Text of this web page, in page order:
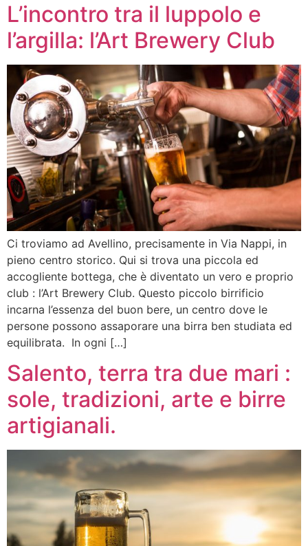
L’incontro tra il luppolo e
l’argilla: l’Art Brewery Club
Ci troviamo ad Avellino, precisamente in Via Nappi, in
pieno centro storico. Qui si trova una piccola ed
accogliente bottega, che è diventato un vero e proprio
club : l’Art Brewery Club. Questo piccolo birrificio
incarna l’essenza del buon bere, un centro dove le
persone possono assaporare una birra ben studiata ed
equilibrata. In ogni […]
Salento, terra tra due mari :
sole, tradizioni, arte e birre
artigianali.